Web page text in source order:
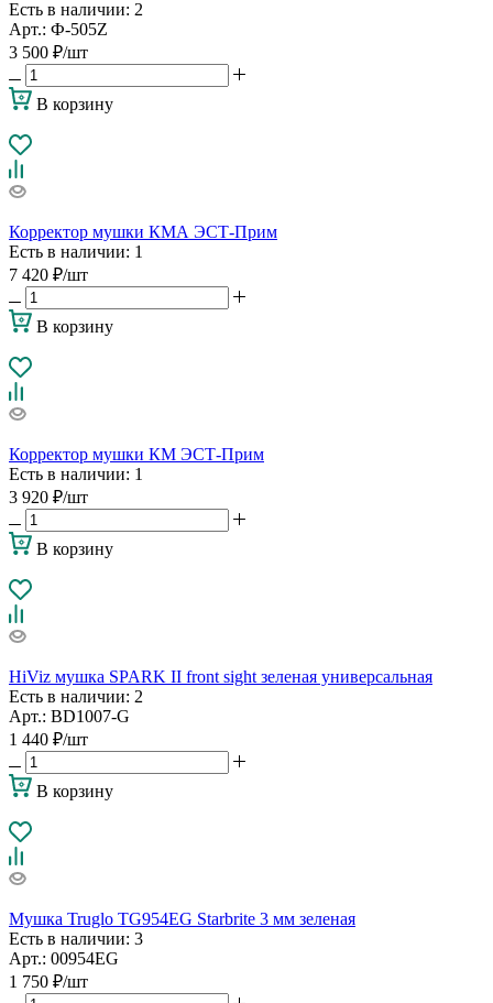
Есть в наличии: 2
Арт.: Ф-505Z
3 500 ₽/шт
В корзину
Корректор мушки КМА ЭСТ-Прим
Есть в наличии: 1
7 420 ₽/шт
В корзину
Корректор мушки КМ ЭСТ-Прим
Есть в наличии: 1
3 920 ₽/шт
В корзину
HiViz мушка SPARK II front sight зеленая универсальная
Есть в наличии: 2
Арт.: BD1007-G
1 440 ₽/шт
В корзину
Мушка Truglo TG954EG Starbrite 3 мм зеленая
Есть в наличии: 3
Арт.: 00954EG
1 750 ₽/шт